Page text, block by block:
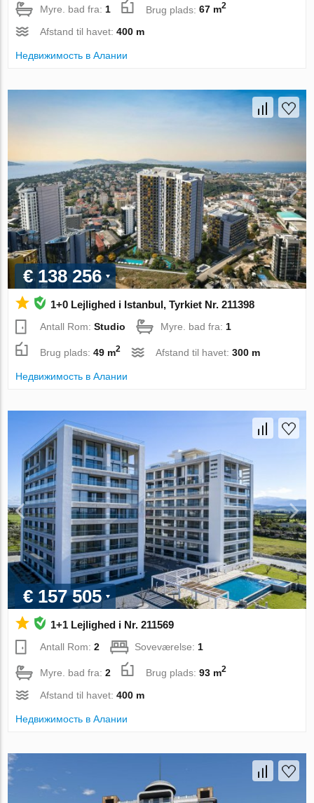
Myre. bad fra:1 Brug plads:67 m2
Afstand til havet:400 m
Недвижимость в Алании
€ 138 256
1+0 Lejlighed i Istanbul, Tyrkiet Nr. 211398
Antall Rom:Studio Myre. bad fra: 1
Brug plads:49 m2 Afstand til havet:300 m
Недвижимость в Алании
€ 157 505
1+1 Lejlighed i Nr. 211569
Antall Rom:2 Soveværelse:1
Myre. bad fra:2 Brug plads:93 m2
Afstand til havet:400 m
Недвижимость в Алании